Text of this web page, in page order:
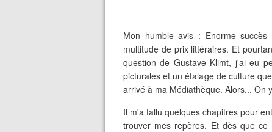
Mon humble avis : Enorme
multitude de prix littéraires. Et
question de Gustave Klimt, j'ai eu
picturales et un étalage de culture
arrivé à ma Médiathèque. Alors... On
Il m'a fallu quelques chapitres pour
trouver mes repères. Et dès que